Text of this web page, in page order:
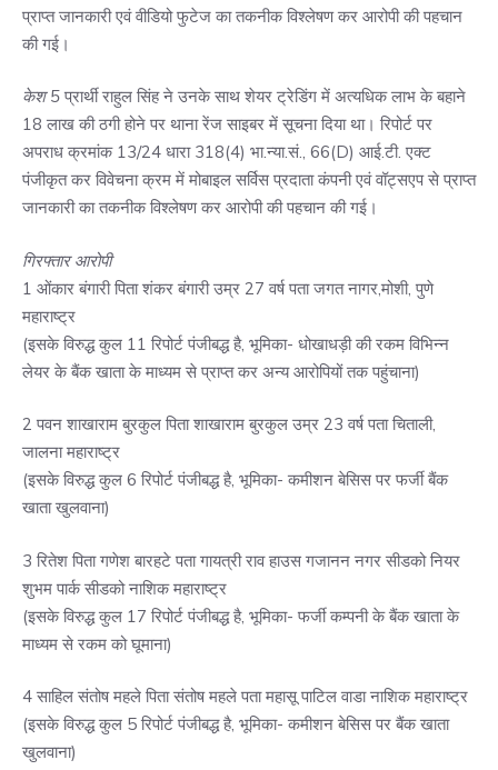
प्राप्त जानकारी एवं वीडियो फुटेज का तकनीक विश्लेषण कर आरोपी की पहचान
की गई।
केश 5 प्रार्थी राहुल सिंह ने उनके साथ शेयर ट्रेडिंग में अत्यधिक लाभ के बहाने
18 लाख की ठगी होने पर थाना रेंज साइबर में सूचना दिया था। रिपोर्ट पर
अपराध क्रमांक 13/24 धारा 318(4) भा.न्या.सं., 66(D) आई.टी. एक्ट
पंजीकृत कर विवेचना क्रम में मोबाइल सर्विस प्रदाता कंपनी एवं वॉट्सएप से प्राप्त
जानकारी का तकनीक विश्लेषण कर आरोपी की पहचान की गई।
गिरफ्तार आरोपी
1 ओंकार बंगारी पिता शंकर बंगारी उम्र 27 वर्ष पता जगत नागर,मोशी, पुणे
महाराष्ट्र
(इसके विरुद्ध कुल 11 रिपोर्ट पंजीबद्ध है, भूमिका- धोखाधड़ी की रकम विभिन्न
लेयर के बैंक खाता के माध्यम से प्राप्त कर अन्य आरोपियों तक पहुंचाना)
2 पवन शाखाराम बुरकुल पिता शाखाराम बुरकुल उम्र 23 वर्ष पता चिताली,
जालना महाराष्ट्र
(इसके विरुद्ध कुल 6 रिपोर्ट पंजीबद्ध है, भूमिका- कमीशन बेसिस पर फर्जी बैंक
खाता खुलवाना)
3 रितेश पिता गणेश बारहटे पता गायत्री राव हाउस गजानन नगर सीडको नियर
शुभम पार्क सीडको नाशिक महाराष्ट्र
(इसके विरुद्ध कुल 17 रिपोर्ट पंजीबद्ध है, भूमिका- फर्जी कम्पनी के बैंक खाता के
माध्यम से रकम को घूमाना)
4 साहिल संतोष महले पिता संतोष महले पता महासू पाटिल वाडा नाशिक महाराष्ट्र
(इसके विरुद्ध कुल 5 रिपोर्ट पंजीबद्ध है, भूमिका- कमीशन बेसिस पर बैंक खाता
खुलवाना)